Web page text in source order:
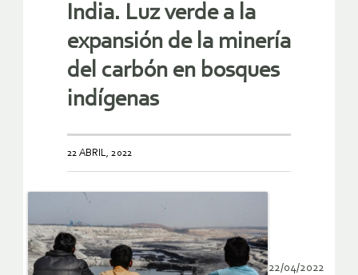
India. Luz verde a la
expansión de la minería
del carbón en bosques
indígenas
22 ABRIL, 2022
22/04/2022